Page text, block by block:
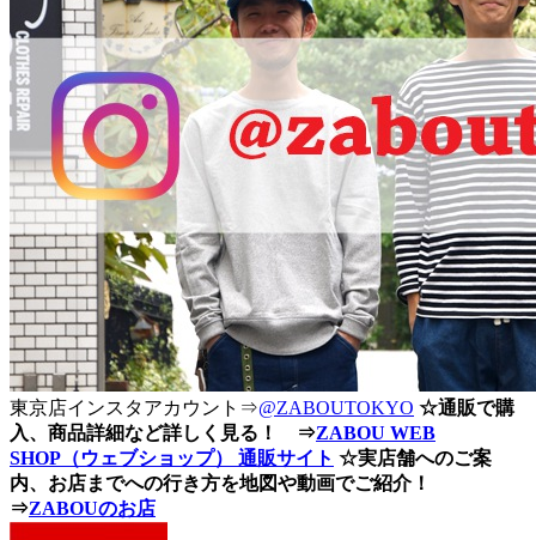
東京店インスタアカウント⇒@ZABOUTOKYO ☆通販で購
入、商品詳細など詳しく見る！ ⇒ZABOU WEB
SHOP（ウェブショップ） 通販サイト ☆実店舗へのご案
内、お店までへの行き方を地図や動画でご紹介！
⇒ZABOUのお店